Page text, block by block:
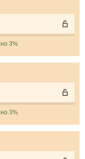
3%
3%